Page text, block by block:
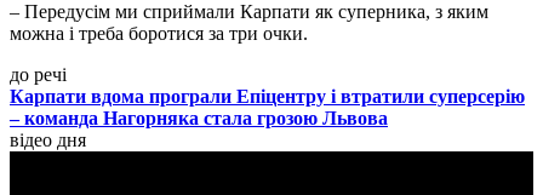
– Передусім ми сприймали Карпати як суперника, з яким
можна і треба боротися за три очки.
до речі
Карпати вдома програли Епіцентру і втратили суперсерію
– команда Нагорняка стала грозою Львова
відео дня